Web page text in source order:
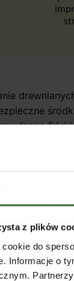
z plików
do
Informacje o